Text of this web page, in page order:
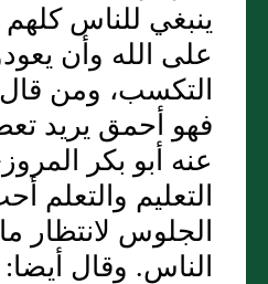
ينبغي للناس كلهم
على الله وأن
التكسب، ومن
فهو أحمق يريد
عنه أبو بكر
التعليم والتعلم
الجلوس لانتظار
الناس. وقال